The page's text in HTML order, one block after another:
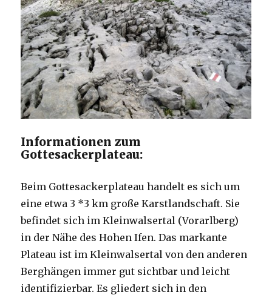
Informationen zum
Gottesackerplateau:
Beim Gottesackerplateau handelt es sich um
eine etwa 3 *3 km große Karstlandschaft. Sie
befindet sich im Kleinwalsertal (Vorarlberg)
in der Nähe des Hohen Ifen. Das markante
Plateau ist im Kleinwalsertal von den anderen
Berghängen immer gut sichtbar und leicht
identifizierbar. Es gliedert sich in den